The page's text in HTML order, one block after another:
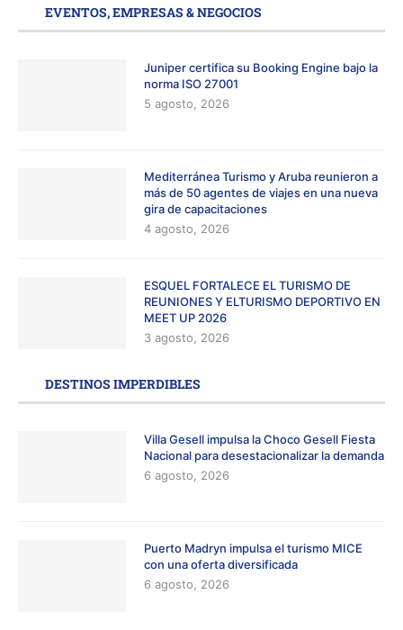
EVENTOS, EMPRESAS & NEGOCIOS
Juniper certifica su Booking Engine bajo la
norma ISO 27001
5 agosto, 2026
Mediterránea Turismo y Aruba reunieron a
más de 50 agentes de viajes en una nueva
gira de capacitaciones
4 agosto, 2026
ESQUEL FORTALECE EL TURISMO DE
REUNIONES Y ELTURISMO DEPORTIVO EN
MEET UP 2026
3 agosto, 2026
DESTINOS IMPERDIBLES
Villa Gesell impulsa la Choco Gesell Fiesta
Nacional para desestacionalizar la demanda
6 agosto, 2026
Puerto Madryn impulsa el turismo MICE
con una oferta diversificada
6 agosto, 2026